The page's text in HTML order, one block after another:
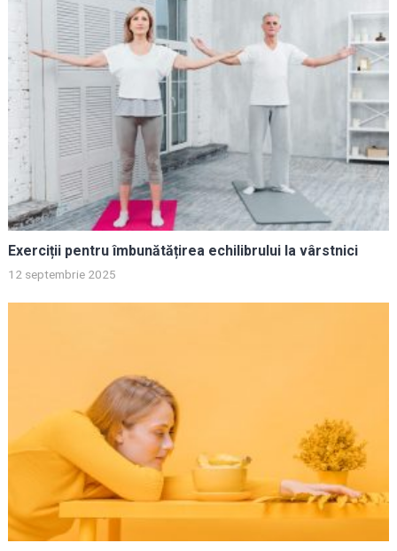
Exerciții pentru îmbunătățirea echilibrului la vârstnici
12 septembrie 2025